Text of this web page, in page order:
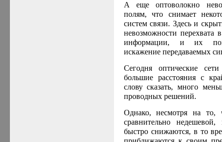
А еще оптоволокно
полям, что снимает
систем связи. Здесь и
невозможности перехвата
информации, и их
искажение передаваемых
Сегодня оптические
большие расстояния с
слову сказать, много
проводных решений.
Однако, несмотря на то,
сравнительно
быстро снижаются, в то